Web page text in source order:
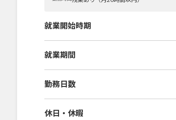
就業開始時期
就業期間
勤務日数
休日・休暇